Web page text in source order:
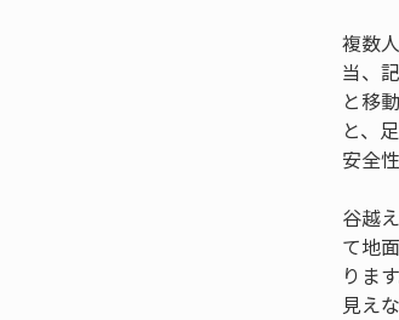
複数
当、
と移
と、
安全
谷越
て地
りま
見え